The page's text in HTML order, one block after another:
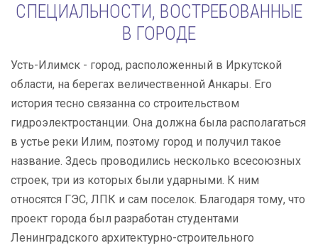
СПЕЦИАЛЬНОСТИ, ВОСТРЕБОВАННЫЕ
В ГОРОДЕ
Усть-Илимск - город, расположенный в Иркутской
области, на берегах величественной Анкары. Его
история тесно связанна со строительством
гидроэлектростанции. Она должна была располагаться
в устье реки Илим, поэтому город и получил такое
название. Здесь проводились несколько всесоюзных
строек, три из которых были ударными. К ним
относятся ГЭС, ЛПК и сам поселок. Благодаря тому, что
проект города был разработан студентами
Ленинградского архитектурно-строительного